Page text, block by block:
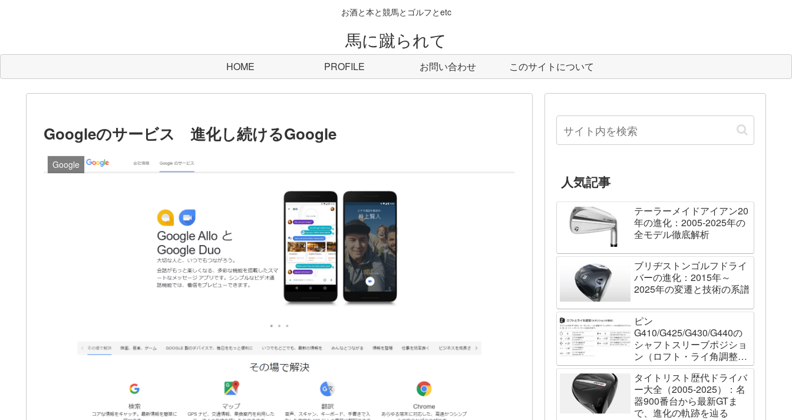
お酒と本と競馬とゴルフとetc
馬に蹴られて
HOME PROFILE お問い合わせ このサイトについて
Googleのサービス 進化し続けるGoogle
Google
人気記事
テーラーメイドアイアン20
年の進化：2005-2025年の
全モデル徹底解析
ブリヂストンゴルフドライ
バーの進化：2015年～
2025年の変遷と技術の系譜
ピン
G410/G425/G430/G440の
シャフトスリーブポジショ
ン（ロフト・ライ角調整機
能）について
タイトリスト歴代ドライバ
ー大全（2005-2025）：名
器900番台から最新GTま
で、進化の軌跡を辿る